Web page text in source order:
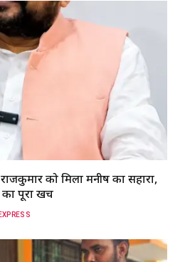
को मिला मनीष का सहारा,
पूरा खर्च